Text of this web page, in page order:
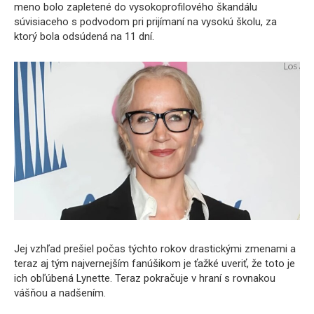
meno bolo zapletené do vysokoprofilového škandálu
súvisiaceho s podvodom pri prijímaní na vysokú školu, za
ktorý bola odsúdená na 11 dní.
Jej vzhľad prešiel počas týchto rokov drastickými zmenami a
teraz aj tým najvernejším fanúšikom je ťažké uveriť, že toto je
ich obľúbená Lynette. Teraz pokračuje v hraní s rovnakou
vášňou a nadšením.